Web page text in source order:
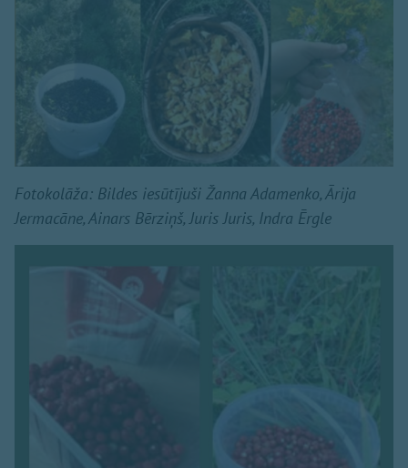
Fotokolāža: Bildes iesūtījuši Žanna Adamenko, Ārija
Jermacāne, Ainars Bērziņš, Juris Juris, Indra Ērgle